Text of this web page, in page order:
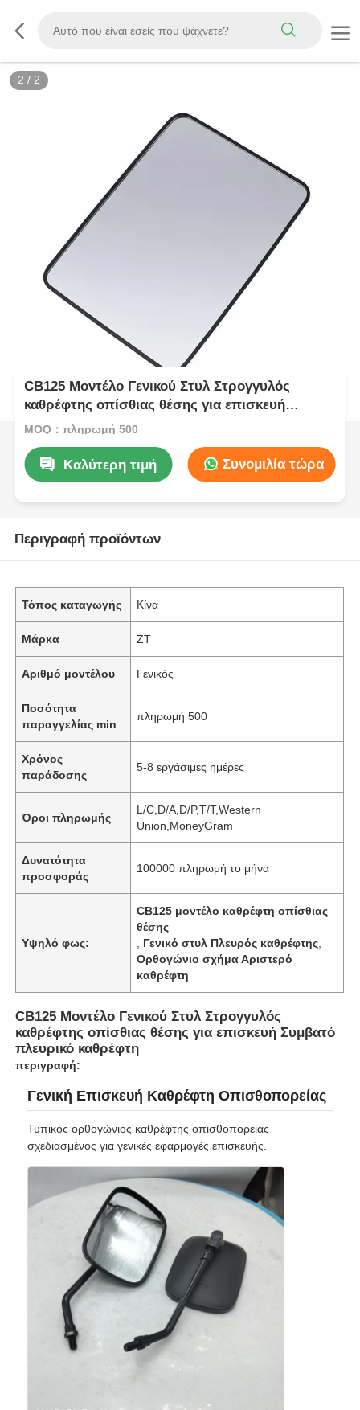
2 / 2
CB125 Μοντέλο Γενικού Στυλ Στρογγυλός
καθρέφτης οπίσθιας θέσης για επισκευή
Συμβατό πλευρικό καθρέφτη
MOQ：πληρωμή 500
Καλύτερη τιμή Συνομιλία τώρα
Περιγραφή προϊόντων
Τόπος καταγωγής Κίνα
Μάρκα ZT
Αριθμό μοντέλου Γενικός
Ποσότητα
παραγγελίας min
πληρωμή 500
Χρόνος
παράδοσης
5-8 εργάσιμες ημέρες
Όροι πληρωμής
L/C,D/A,D/P,T/T,Western
Union,MoneyGram
Δυνατότητα
προσφοράς
100000 πληρωμή το μήνα
Υψηλό φως:
CB125 μοντέλο καθρέφτη οπίσθιας
θέσης
Γενικό στυλ Πλευρός καθρέφτης
Ορθογώνιο σχήμα Αριστερό
καθρέφτη
CB125 Μοντέλο Γενικού Στυλ Στρογγυλός
καθρέφτης οπίσθιας θέσης για επισκευή Συμβατό
πλευρικό καθρέφτη
περιγραφή:
Γενική Επισκευή Καθρέφτη Οπισθοπορείας
Τυπικός ορθογώνιος καθρέφτης οπισθοπορείας
σχεδιασμένος για γενικές εφαρμογές επισκευής.